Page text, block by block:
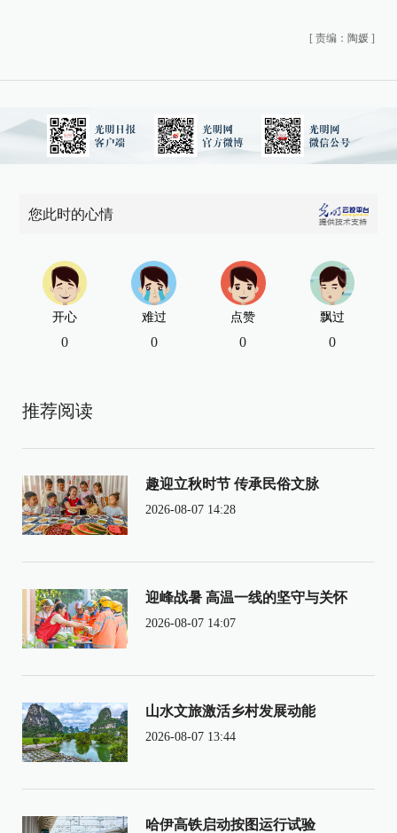
[ 责编：陶媛 ]
您此时的心情
开心
0
难过
0
点赞
0
飘过
0
推荐阅读
趣迎立秋时节 传承民俗文脉
2026-08-07 14:28
迎峰战暑 高温一线的坚守与关怀
2026-08-07 14:07
山水文旅激活乡村发展动能
2026-08-07 13:44
哈伊高铁启动按图运行试验